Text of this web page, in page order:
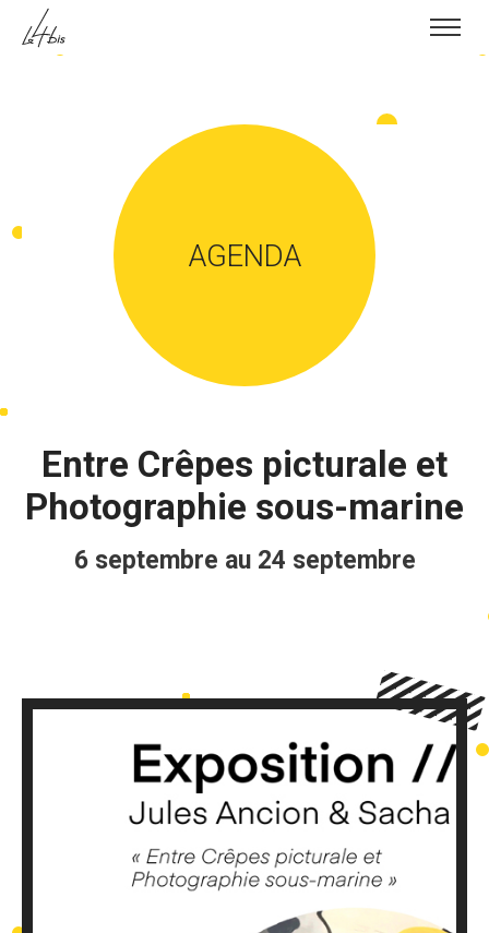
Skip to content
AGENDA
Entre Crêpes picturale et
Photographie sous-marine
6 septembre au 24 septembre